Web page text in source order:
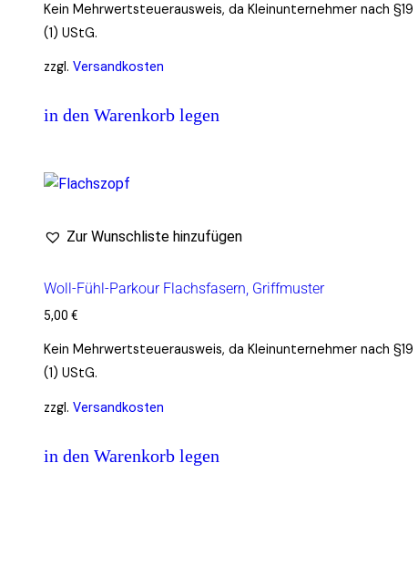
Kein Mehrwertsteuerausweis, da Kleinunternehmer nach §19
(1) UStG.
zzgl. Versandkosten
in den Warenkorb legen
Zur Wunschliste hinzufügen
Woll-Fühl-Parkour Flachsfasern, Griffmuster
5,00 €
Kein Mehrwertsteuerausweis, da Kleinunternehmer nach §19
(1) UStG.
zzgl. Versandkosten
in den Warenkorb legen